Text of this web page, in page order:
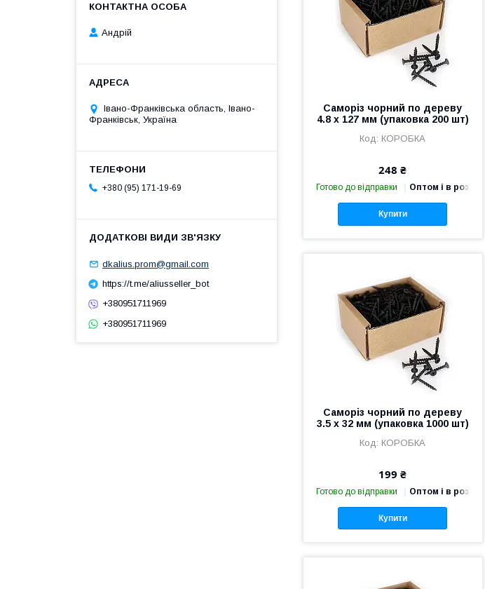
Саморіз чорний по дереву
4.8 х 127 мм (упаковка 200 шт)
КОРОБКА
248 ₴
Готово до відправки Оптом і в роздріб
Купити
Саморіз чорний по дереву
3.5 х 32 мм (упаковка 1000 шт)
КОРОБКА
199 ₴
Готово до відправки Оптом і в роздріб
Купити
Андрій
Івано-Франківська область, Івано-
Франківськ, Україна
+380 (95) 171-19-69
dkalius.prom@gmail.com
https://t.me/aliusseller_bot
+380951711969
+380951711969